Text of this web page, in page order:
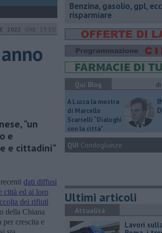
2022 ORE 19:50
"un
e
e cittadini"
dati diffusi
città ed ai loro
dei rifiuti
della Chiana
crescita e
​Benzina, gasolio, gpl,
risparmiare
Qui Blog
A Lucca la mostra
di Marcello
Scarselli “Dialoghi
con la città"
QUI Condoglianze
Ultimi articoli
Attualità
Lavori